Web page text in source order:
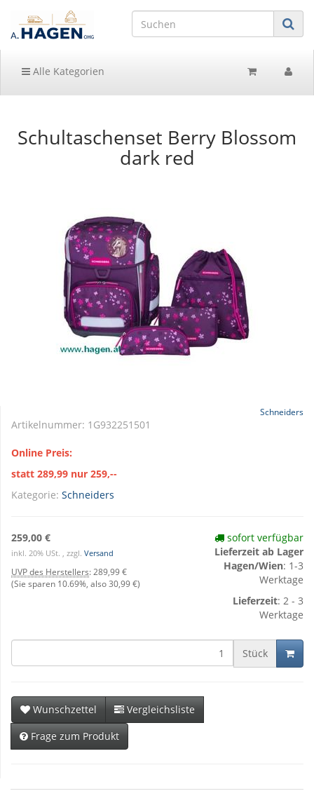
Alle Kategorien
Schultaschenset Berry Blossom
dark red
Schneiders
Artikelnummer: 1G932251501
Online Preis:
statt 289,99 nur 259,--
Kategorie: Schneiders
259,00 €
inkl. 20% USt. , zzgl. Versand
UVP des Herstellers: 289,99 €
(Sie sparen 10.69% , also 30,99 €)
sofort verfügbar
Lieferzeit ab Lager
Hagen/Wien: 1-3
Werktage
Lieferzeit: 2 - 3
Werktage
Stück
Wunschzettel
Vergleichsliste
Frage zum Produkt